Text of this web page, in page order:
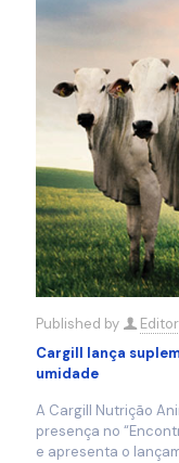
Published by
Cargill lança
umidade
A Cargill Nutrição
presença no
e apresenta o